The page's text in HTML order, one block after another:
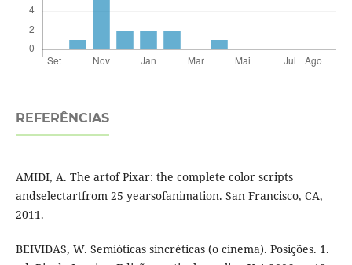
REFERÊNCIAS
AMIDI, A. The artof Pixar: the complete color scripts
andselectartfrom 25 yearsofanimation. San Francisco, CA,
2011.
BEIVIDAS, W. Semióticas sincréticas (o cinema). Posições. 1.